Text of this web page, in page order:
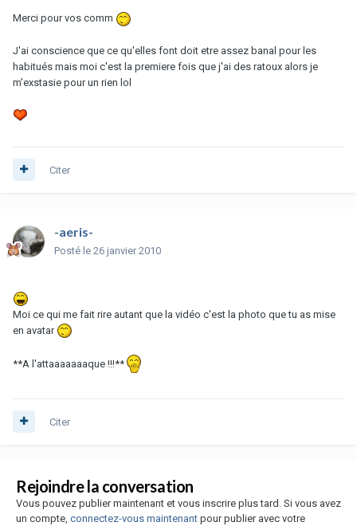
Merci pour vos comm
J'ai conscience que ce qu'elles font doit etre assez banal pour les
habitués mais moi c'est la premiere fois que j'ai des ratoux alors je
m'exstasie pour un rien lol
Citer
-aeris-
Posté le 26 janvier 2010
Moi ce qui me fait rire autant que la vidéo c'est la photo que tu as mise
en avatar
**A l'attaaaaaaaque !!!**
Citer
Rejoindre la conversation
Vous pouvez publier maintenant et vous inscrire plus tard. Si vous avez
un compte, connectez-vous maintenant pour publier avec votre